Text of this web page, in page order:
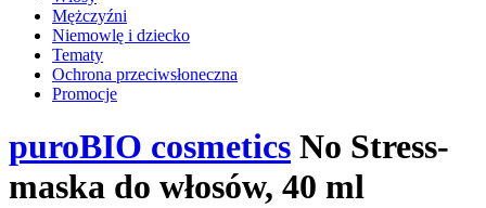
Mężczyźni
Niemowlę i dziecko
Tematy
Ochrona przeciwsłoneczna
Promocje
puroBIO cosmetics No Stress-
maska do włosów, 40 ml